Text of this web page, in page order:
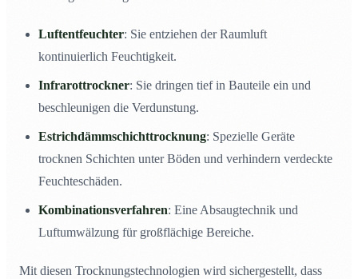
Luftentfeuchter: Sie entziehen der Raumluft
kontinuierlich Feuchtigkeit.
Infrarottrockner: Sie dringen tief in Bauteile ein und
beschleunigen die Verdunstung.
Estrichdämmschichttrocknung: Spezielle Geräte
trocknen Schichten unter Böden und verhindern verdeckte
Feuchteschäden.
Kombinationsverfahren: Eine Absaugtechnik und
Luftumwälzung für großflächige Bereiche.
Mit diesen Trocknungstechnologien wird sichergestellt, dass